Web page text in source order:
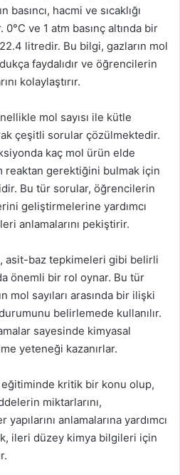
basıncı, hacmi ve sıcaklığı
ve 1 atm basınç altında bir
litredir. Bu bilgi, gazların mol
faydalıdır ve öğrencilerin
kolaylaştırır.
mol sayısı ile kütle
çeşitli sorular çözülmektedir.
kaç mol ürün elde
reaktan gerektiğini bulmak için
Bu tür sorular, öğrencilerin
geliştirmelerine yardımcı
anlamalarını pekiştirir.
asit-baz tepkimeleri gibi belirli
önemli bir rol oynar. Bu tür
mol sayıları arasında bir ilişki
belirlemede kullanılır.
sayesinde kimyasal
yeteneği kazanırlar.
eğitiminde kritik bir konu olup,
miktarlarını,
anlamalarına yardımcı
ileri düzey kimya bilgileri için